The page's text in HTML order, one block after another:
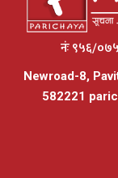
नंः ९५६/
Newroad-8,
582221